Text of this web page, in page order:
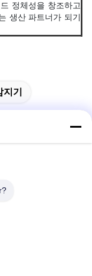
정체성을 창조하고
생산 파트너가 되기
기